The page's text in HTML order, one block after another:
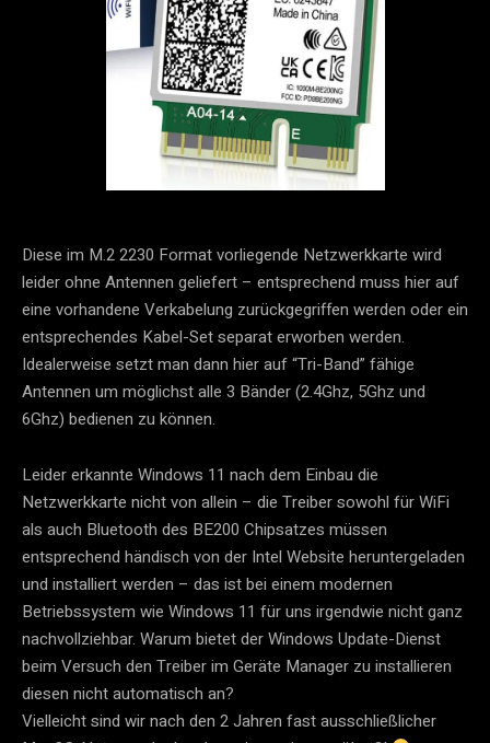
Diese im M.2 2230 Format vorliegende Netzwerkkarte wird
leider ohne Antennen geliefert – entsprechend muss hier auf
eine vorhandene Verkabelung zurückgegriffen werden oder ein
entsprechendes Kabel-Set separat erworben werden.
Idealerweise setzt man dann hier auf “Tri-Band” fähige
Antennen um möglichst alle 3 Bänder (2.4Ghz, 5Ghz und
6Ghz) bedienen zu können.
Leider erkannte Windows 11 nach dem Einbau die
Netzwerkkarte nicht von allein – die Treiber sowohl für WiFi
als auch Bluetooth des BE200 Chipsatzes müssen
entsprechend händisch von der Intel Website heruntergeladen
und installiert werden – das ist bei einem modernen
Betriebssystem wie Windows 11 für uns irgendwie nicht ganz
nachvollziehbar. Warum bietet der Windows Update-Dienst
beim Versuch den Treiber im Geräte Manager zu installieren
diesen nicht automatisch an?
Vielleicht sind wir nach den 2 Jahren fast ausschließlicher